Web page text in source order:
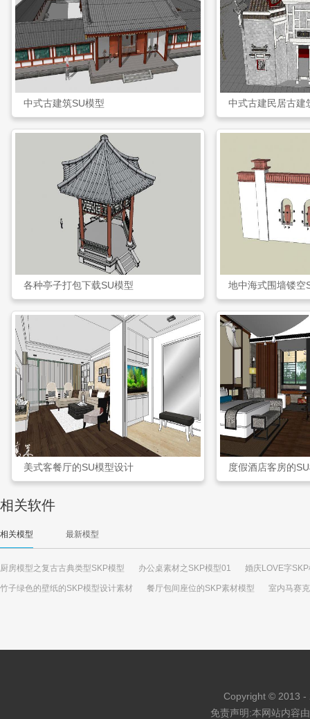
中式古建筑SU模型 中式古建民居古建
各种亭子打包下载SU模型 地中海式围墙镂空
美式客餐厅的SU模型设计 度假酒店客房的
相关软件
相关模型 最新模型
厨房模型之复古古典类型SKP模型 办公桌素材之SKP模型01 婚庆LOVE字
竹子绿色的壁纸的SKP模型设计素材 餐厅包间座位的SKP素材模型 室内马赛
Copyright © 2013 -
免责声明:本网站内容